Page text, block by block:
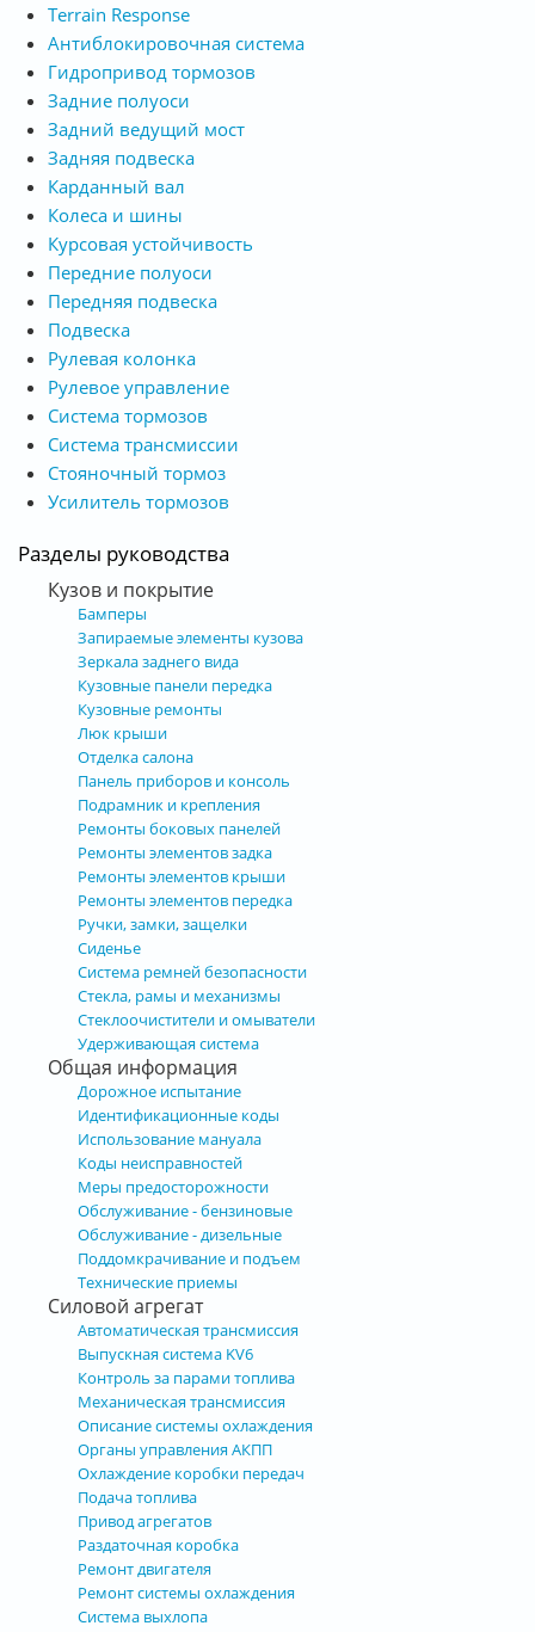
Terrain Response
Антиблокировочная система
Гидропривод тормозов
Задние полуоси
Задний ведущий мост
Задняя подвеска
Карданный вал
Колеса и шины
Курсовая устойчивость
Передние полуоси
Передняя подвеска
Подвеска
Рулевая колонка
Рулевое управление
Система тормозов
Система трансмиссии
Стояночный тормоз
Усилитель тормозов
Разделы руководства
Кузов и покрытие
Бамперы
Запираемые элементы кузова
Зеркала заднего вида
Кузовные панели передка
Кузовные ремонты
Люк крыши
Отделка салона
Панель приборов и консоль
Подрамник и крепления
Ремонты боковых панелей
Ремонты элементов задка
Ремонты элементов крыши
Ремонты элементов передка
Ручки, замки, защелки
Сиденье
Система ремней безопасности
Стекла, рамы и механизмы
Стеклоочистители и омыватели
Удерживающая система
Общая информация
Дорожное испытание
Идентификационные коды
Использование мануала
Коды неисправностей
Меры предосторожности
Обслуживание - бензиновые
Обслуживание - дизельные
Поддомкрачивание и подъем
Технические приемы
Силовой агрегат
Автоматическая трансмиссия
Выпускная система KV6
Контроль за парами топлива
Механическая трансмиссия
Описание системы охлаждения
Органы управления АКПП
Охлаждение коробки передач
Подача топлива
Привод агрегатов
Раздаточная коробка
Ремонт двигателя
Ремонт системы охлаждения
Система выхлопа